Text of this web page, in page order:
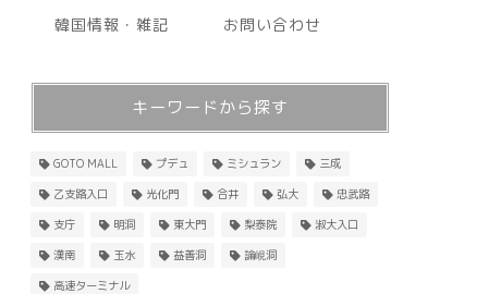
韓国情報・雑記 お問い合わせ
キーワードから探す
GOTO MALL プデュ ミシュラン
三成
乙支路入口
光化門 合井 弘大
忠武路
支庁
明洞 東大門 梨泰院
淑大入口
漢南
玉水 益善洞
論峴洞
高速ターミナル